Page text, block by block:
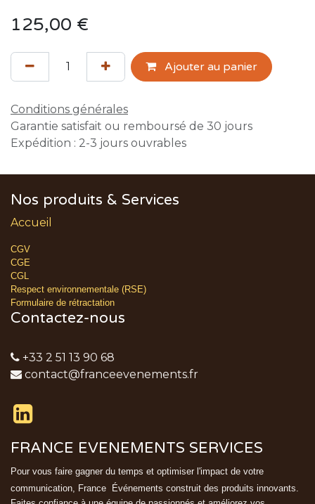
125,00 €
Ajouter au panier
Conditions générales
Garantie satisfait ou remboursé de 30 jours
Expédition : 2-3 jours ouvrables
Nos produits & Services
Accueil
CGV
CGE
CGL
Respect environnementale (RSE)
Formulaire de rétractation
Contactez-nous
+33 2 51 13 90 68
contact@franceevenements.fr
FRANCE EVENEMENTS SERVICES
Pour vous faire gagner du temps et optimiser l'impact de votre
communication, France
Événements construit des produits innovants.